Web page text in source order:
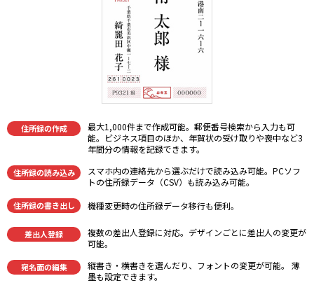
住所録の作成
最大1,000件まで作成可能。郵便番号検索から入力も可
能。ビジネス項目のほか、年賀状の受け取りや喪中など3
年間分の情報を記録できます。
住所録の読み込み
スマホ内の連絡先から選ぶだけで読み込み可能。PCソフ
トの住所録データ（CSV）も読み込み可能。
住所録の書き出し 機種変更時の住所録データ移⾏も便利。
差出人登録
複数の差出人登録に対応。デザインごとに差出人の変更が
可能。
宛名面の編集
縦書き・横書きを選んだり、フォントの変更が可能。 薄
墨も設定できます。